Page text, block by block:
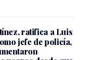
ratifica a Luis
jefe de policía,